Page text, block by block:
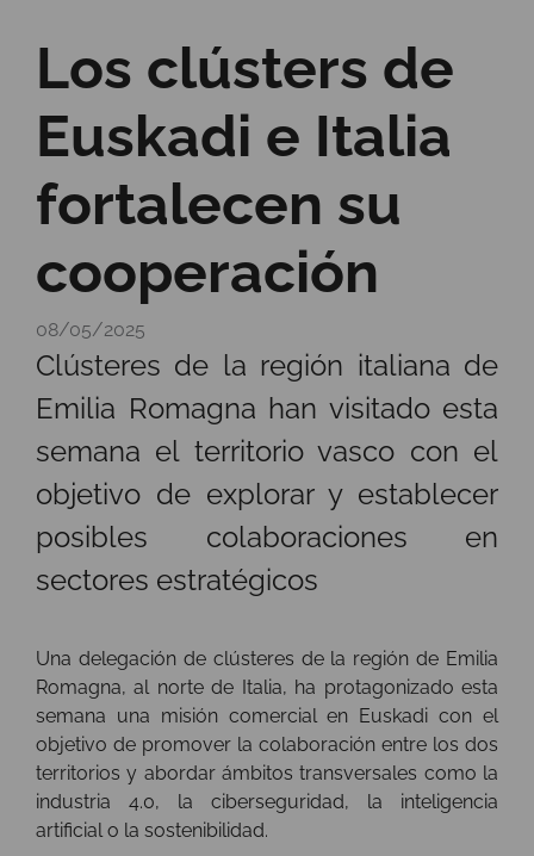
Los clústers de
Euskadi e Italia
fortalecen su
cooperación
08/05/2025
Clústeres de la región italiana de
Emilia Romagna han visitado esta
semana el territorio vasco con el
objetivo de explorar y establecer
posibles colaboraciones en
sectores estratégicos
Una delegación de clústeres de la región de Emilia
Romagna, al norte de Italia, ha protagonizado esta
semana una misión comercial en Euskadi con el
objetivo de promover la colaboración entre los dos
territorios y abordar ámbitos transversales como la
industria 4.0, la ciberseguridad, la inteligencia
artificial o la sostenibilidad.